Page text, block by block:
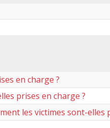
en charge ?
prises en charge ?
les victimes sont-elles